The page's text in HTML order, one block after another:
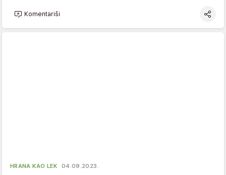
Komentariši
HRANA KAO LEK 04.09.2023.